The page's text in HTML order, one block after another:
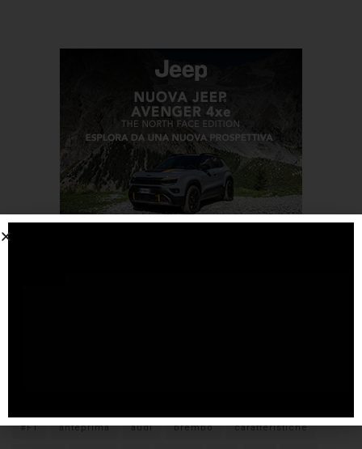
#F1 anteprima audi brembo caratteristiche